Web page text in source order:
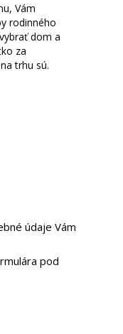
Vám
rodinného
dom a
za
trhu sú.
údaje Vám
pod